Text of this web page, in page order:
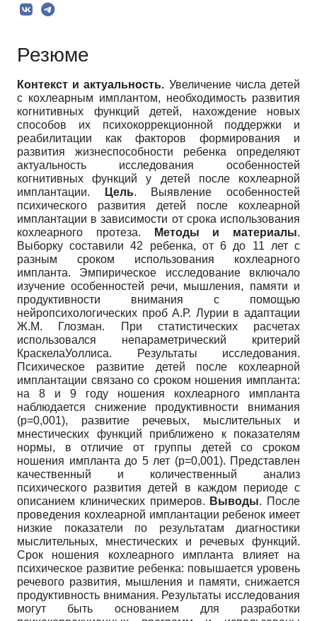
Резюме
Контекст и актуальность. Увеличение числа детей
с кохлеарным имплантом, необходимость развития
когнитивных функций детей, нахождение новых
способов их психокоррекционной поддержки и
реабилитации как факторов формирования и
развития жизнеспособности ребенка определяют
актуальность исследования особенностей
когнитивных функций у детей после кохлеарной
имплантации.
Цель. Выявление особенностей
психического развития детей после кохлеарной
имплантации в зависимости от срока использования
кохлеарного протеза.
Методы и материалы.
Выборку составили 42 ребенка, от 6 до 11 лет с
разным сроком использования кохлеарного
импланта. Эмпирическое исследование включало
изучение особенностей речи, мышления, памяти и
продуктивности внимания с помощью
нейропсихологических проб А.Р. Лурии в адаптации
Ж.М. Глозман. При статистических расчетах
использовался непараметрический критерий
КраскелаУоллиса. Результаты исследования.
Психическое развитие детей после кохлеарной
имплантации связано со сроком ношения импланта:
на 8 и 9 году ношения кохлеарного импланта
наблюдается снижение продуктивности внимания
(p=0,001), развитие речевых, мыслительных и
мнестических функций приближено к показателям
нормы, в отличие от группы детей со сроком
ношения импланта до 5 лет (p=0,001). Представлен
качественный и количественный анализ
психического развития детей в каждом периоде с
описанием клинических примеров. Выводы. После
проведения кохлеарной имплантации ребенок имеет
низкие показатели по результатам диагностики
мыслительных, мнестических и речевых функций.
Срок ношения кохлеарного импланта влияет на
психическое развитие ребенка: повышается уровень
речевого развития, мышления и памяти, снижается
продуктивность внимания. Результаты исследования
могут быть основанием для разработки